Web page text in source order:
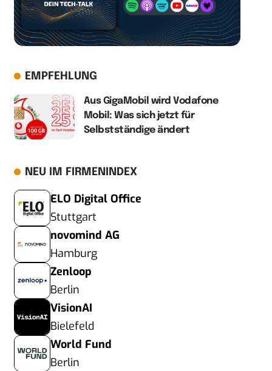
EMPFEHLUNG
Aus GigaMobil wird Vodafone
Mobil: Was sich jetzt für
Selbstständige ändert
NEU IM FIRMENINDEX
ELO Digital Office
Stuttgart
novomind AG
Hamburg
Zenloop
Berlin
VisionAI
Bielefeld
World Fund
Berlin